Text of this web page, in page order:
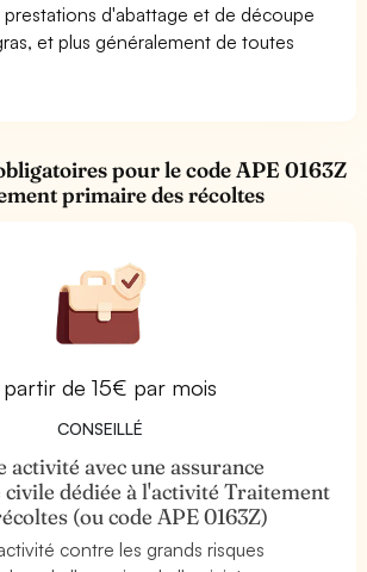
prestations d'abattage et de découpe
et plus généralement de toutes
pour le code APE 0163Z
primaire des récoltes
de 15€ par mois
CONSEILLÉ
activité avec une assurance
dédiée à l'activité Traitement
(ou code APE 0163Z)
contre les grands risques